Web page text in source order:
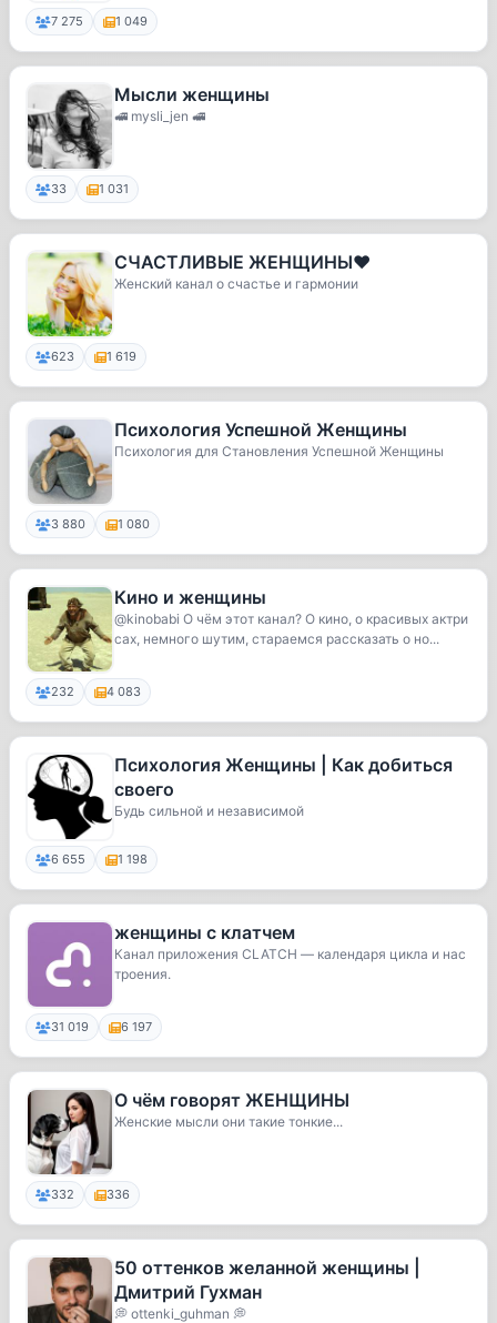
7 275 1 049
Мысли женщины
🚅 mysli_jen 🚅
33 1 031
СЧАСТЛИВЫЕ ЖЕНЩИНЫ❤️
Женский канал о счастье и гармонии
623 1 619
Психология Успешной Женщины
Психология для Становления Успешной Женщины
3 880 1 080
Кино и женщины
@kinobabi О чём этот канал? О кино, о красивых актри
сах, немного шутим, стараемся рассказать о но...
232 4 083
Психология Женщины | Как добиться
своего
Будь сильной и независимой
6 655 1 198
женщины с клатчем
Канал приложения CLATCH — календаря цикла и нас
троения.
31 019 6 197
О чём говорят ЖЕНЩИНЫ
Женские мысли они такие тонкие...
332 336
50 оттенков желанной женщины |
Дмитрий Гухман
💭 ottenki_guhman 💭